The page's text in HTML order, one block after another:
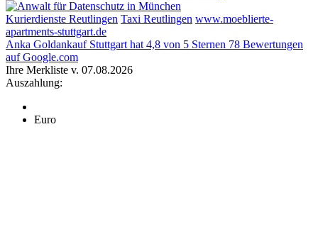
Kurierdienste Reutlingen Taxi Reutlingen www.moeblierte-
apartments-stuttgart.de
Anka Goldankauf Stuttgart hat 4,8 von 5 Sternen 78 Bewertungen
auf Google.com
Ihre Merkliste v. 07.08.2026
Auszahlung:
Euro